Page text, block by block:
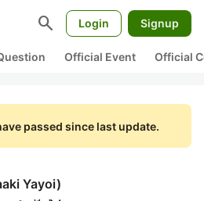
search Login Signup
Official Event Official
passed since last update.
Yayoi)